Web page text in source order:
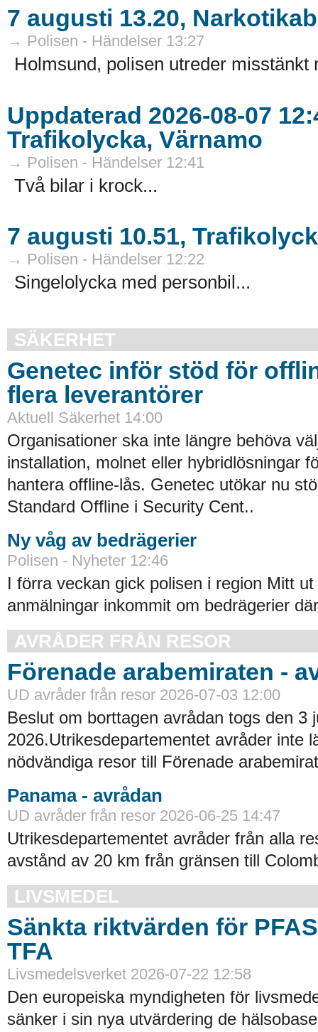
7 augusti 13.20,
→ Polisen - Händelser 13:27
Holmsund, polisen utreder misstänkt
Uppdaterad 2026-08-07
Trafikolycka, Värnamo
→ Polisen - Händelser 12:41
Två bilar i krock...
7 augusti 10.51,
→ Polisen - Händelser 12:22
Singelolycka med personbil...
SÄKERHET
Genetec inför stöd för
flera leverantörer
Aktuell Säkerhet 14:00
Organisationer ska inte längre behöva
installation, molnet eller hybridlösningar
hantera offline-lås. Genetec utökar nu
Standard Offline i Security Cent..
Ny våg av bedrägerier
Polisen - Nyheter 12:46
I förra veckan gick polisen i region Mitt
anmälningar inkommit om bedrägerier
AVRÅDER FRÅN RESOR
Förenade arabemiraten -
UD avråder från resor 2026-07-03 12:00
Beslut om borttagen avrådan togs den 3
2026.Utrikesdepartementet avråder inte
nödvändiga resor till Förenade
Panama - avrådan
UD avråder från resor 2026-06-25 14:47
Utrikesdepartementet avråder från alla
avstånd av 20 km från gränsen till
LIVSMEDEL
Sänkta riktvärden för
TFA
Livsmedelsverket 2026-07-22 12:58
Den europeiska myndigheten för
sänker i sin nya utvärdering de